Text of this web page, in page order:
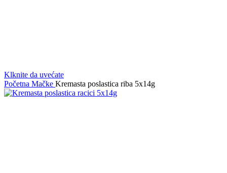
Klknite da uvećate
Početna Mačke Kremasta poslastica riba 5x14g